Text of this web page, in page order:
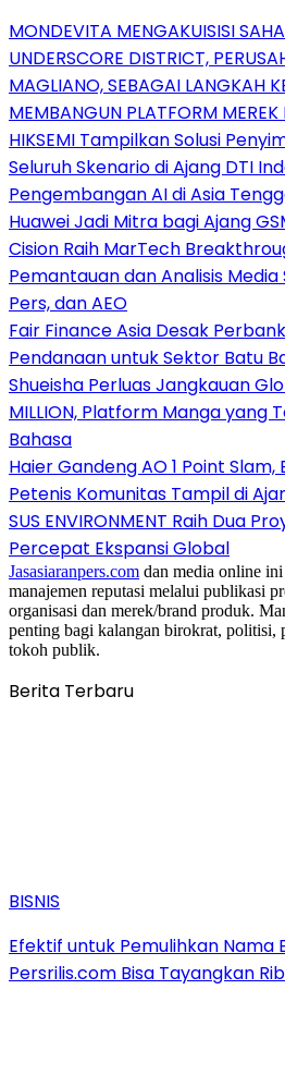
MONDEVITA MENGAKUISISI
UNDERSCORE DISTRICT,
MAGLIANO, SEBAGAI LANGKAH
MEMBANGUN PLATFORM
HIKSEMI Tampilkan Solusi
Seluruh Skenario di Ajang DTI
Pengembangan AI di Asia
Huawei Jadi Mitra bagi Ajang
Cision Raih MarTech
Pemantauan dan Analisis Media
Pers, dan AEO
Fair Finance Asia Desak
Pendanaan untuk Sektor Batu
Shueisha Perluas Jangkauan
MILLION, Platform Manga yang
Bahasa
Haier Gandeng AO 1 Point
Petenis Komunitas Tampil di
SUS ENVIRONMENT Raih Dua
Percepat Ekspansi Global
Jasasiaranpers.com dan media online
manajemen reputasi melalui publikasi
organisasi dan merek/brand produk.
penting bagi kalangan birokrat, politisi,
tokoh publik.
Berita Terbaru
BISNIS
Efektif untuk Pemulihkan Nama
Persrilis.com Bisa Tayangkan